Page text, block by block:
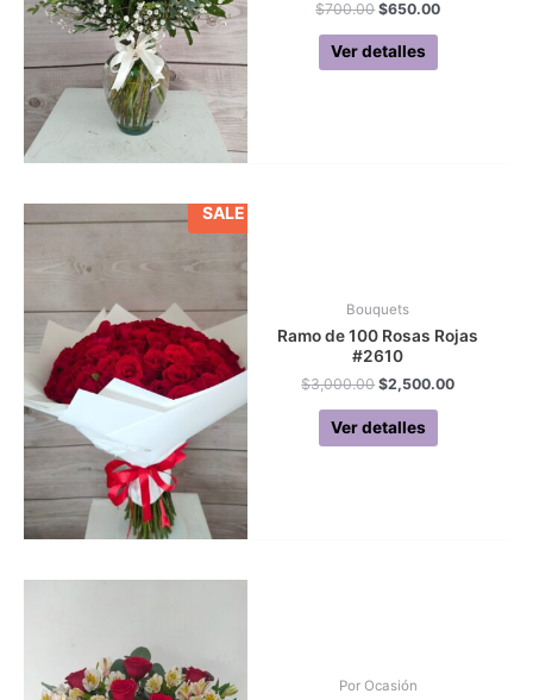
$700.00Original
was:
$700.00.
$650.00Current
Ver detalles
SALE
Bouquets
Ramo de 100 Rosas Rojas
#2610
$3,000.00Original
was:
$3,000.00.
$2,500.00Current
Ver detalles
Por Ocasión